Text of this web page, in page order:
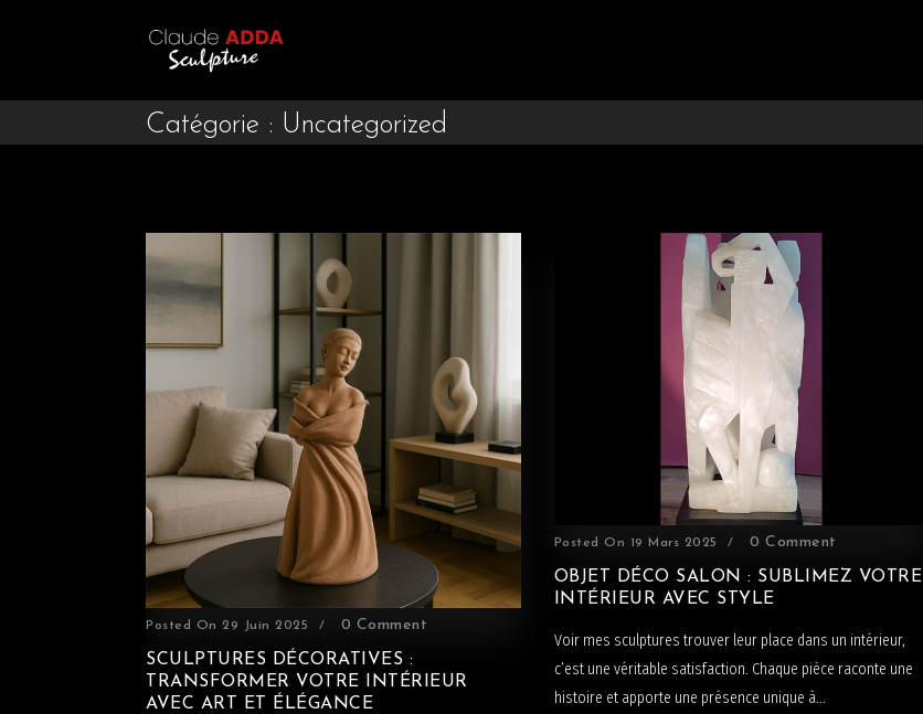
Catégorie : Uncategorized
Posted On 29 Juin 2025 0 Comment
SCULPTURES DÉCORATIVES :
TRANSFORMER VOTRE INTÉRIEUR
AVEC ART ET ÉLÉGANCE
Posted On 19 Mars 2025 0 Comment
OBJET DÉCO SALON : SUBLIMEZ VOTRE
INTÉRIEUR AVEC STYLE
Voir mes sculptures trouver leur place dans un intérieur,
c’est une véritable satisfaction. Chaque pièce raconte une
histoire et apporte une présence unique à...